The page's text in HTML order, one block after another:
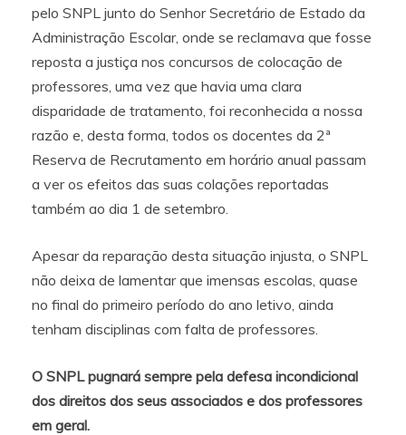
pelo SNPL junto do Senhor Secretário de Estado da
Administração Escolar, onde se reclamava que fosse
reposta a justiça nos concursos de colocação de
professores, uma vez que havia uma clara
disparidade de tratamento, foi reconhecida a nossa
razão e, desta forma, todos os docentes da 2ª
Reserva de Recrutamento em horário anual passam
a ver os efeitos das suas colações reportadas
também ao dia 1 de setembro.
Apesar da reparação desta situação injusta, o SNPL
não deixa de lamentar que imensas escolas, quase
no final do primeiro período do ano letivo, ainda
tenham disciplinas com falta de professores.
O SNPL pugnará sempre pela defesa incondicional
dos direitos dos seus associados e dos professores
em geral.